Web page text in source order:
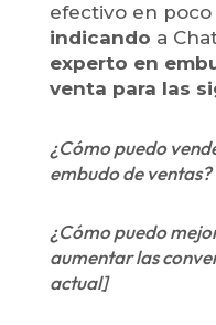
efectivo en
indicando a
experto en
venta para las
¿Cómo puedo
embudo de ventas?
¿Cómo puedo
aumentar las
actual]